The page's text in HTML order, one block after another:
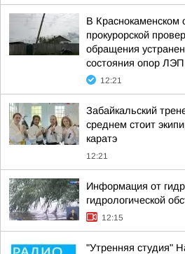
В Краснокаменском
прокурорской
обращения
состояния опор ЛЭП
12:21
Забайкальский
среднем стоит
каратэ
12:21
Информация от
гидрологической
12:15
"Утренняя студия"